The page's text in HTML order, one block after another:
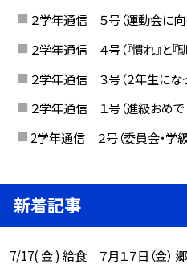
２学年通信 ５号（運動会に向
２学年通信 ４号（『慣れ』と『馴
２学年通信 ３号（２年生になっ
２学年通信 １号（進級おめで
2学年通信 ２号（委員会・学
新着記事
7/17( 金 ) 給食 ７月１７日（金）